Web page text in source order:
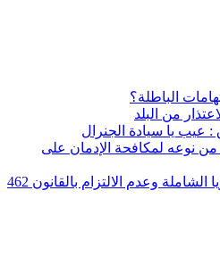
الباطلة؟
من البلد
يا سيادة الجنرال
نوعه لمكافحة الإدمان على
وعدم الالتزام بالقانون 462